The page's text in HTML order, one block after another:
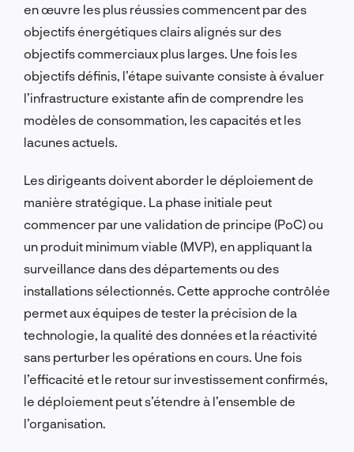
en œuvre les plus réussies commencent par des
objectifs énergétiques clairs alignés sur des
objectifs commerciaux plus larges. Une fois les
objectifs définis, l’étape suivante consiste à évaluer
l’infrastructure existante afin de comprendre les
modèles de consommation, les capacités et les
lacunes actuels.
Les dirigeants doivent aborder le déploiement de
manière stratégique. La phase initiale peut
commencer par une validation de principe (PoC) ou
un produit minimum viable (MVP), en appliquant la
surveillance dans des départements ou des
installations sélectionnés. Cette approche contrôlée
permet aux équipes de tester la précision de la
technologie, la qualité des données et la réactivité
sans perturber les opérations en cours. Une fois
l’efficacité et le retour sur investissement confirmés,
le déploiement peut s’étendre à l’ensemble de
l’organisation.